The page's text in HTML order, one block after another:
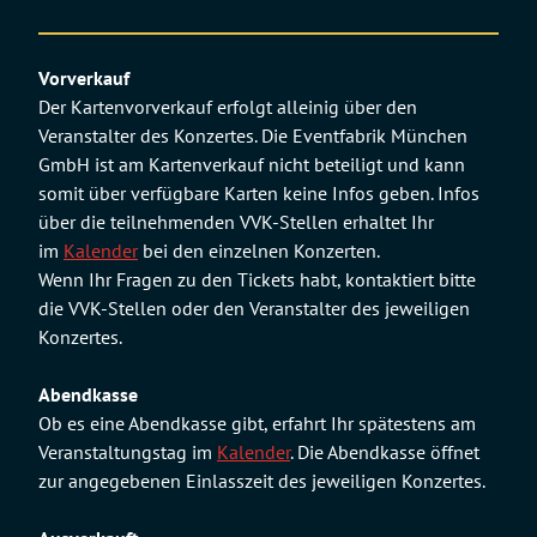
möglich,keine Kartenzahlung.
Der Getränkeausschank erfolgt unter Berücksichtigung
des Jugendschutzgesetzes. Ein Altersnachweis kann
vom Personal verlangt werden, tragt demzufolge bitte
einen Ausweis oder Führerschein bei Euch.
Vorverkauf
Der Kartenvorverkauf erfolgt alleinig über den
Veranstalter des Konzertes. Die Eventfabrik München
GmbH ist am Kartenverkauf nicht beteiligt und kann
somit über verfügbare Karten keine Infos geben. Infos
über die teilnehmenden VVK-Stellen erhaltet Ihr
im Kalenderbei den einzelnen Konzerten.
Wenn Ihr Fragen zu den Tickets habt, kontaktiert bitte
die VVK-Stellen oder den Veranstalter des jeweiligen
Konzertes.
Abendkasse
Ob es eine Abendkasse gibt, erfahrt Ihr spätestens am
Veranstaltungstag im Kalender. Die Abendkasse öffnet
zur angegebenen Einlasszeit des jeweiligen Konzertes.